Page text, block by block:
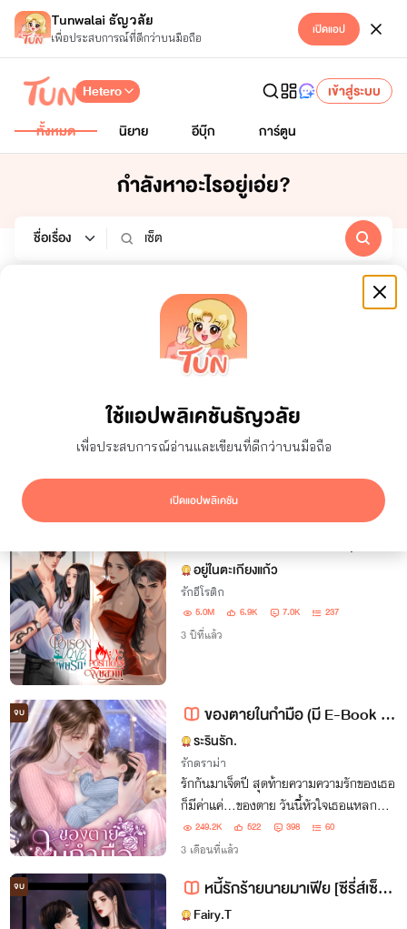
Tunwalai ธัญวลัย
เพื่อประสบการณ์ที่ดีกว่าบนมือถือ เปิดแอป
ใช้แอปพลิเคชันธัญวลัย
เพื่อประสบการณ์อ่านและเขียนที่ดีกว่าบนมือถือ
เปิดแอปพลิเคชัน
Hetero
เข้าสู่ระบบ
ทั้งหมด
นิยาย อีบุ๊ก การ์ตูน
กำลังหาอะไรอยู่เอ่ย?
อีบุ๊ก
สถานะจบ
ทั้งหมด
7 วัน
ผลลัพธ์
ซ่อนผลงานที่ใช้ปก AI แสดงเฉพาะโปรโมชัน
อยู่ในตะเกียงแก้ว
รักอีโรติก
5.0M 6.9K 7.0K 237
3 ปีที่แล้ว
จบ ของตายในกำมือ (มี E-Book พร้อมโหลด+เปิดจองเล่ม) + เปิดจองเล่มทั้งเซ็ต
ระรินรัก.
รักดราม่า
รักกันมาเจ็ดปี สุดท้ายความความรักของเธอ
ก็มีค่าแค่...ของตาย วันนี้หัวใจเธอแหลก
สลาย แต่เธอเก็บมันมาประกอบใหม่และเดิน
จากไปโดยไม่หันหลัง และแล้วเขาก็กลับมา
แต่...เธอไม่ต้องการเขาอีกต่อไป
249.2K 522 398 60
3 เดือนที่แล้ว
จบ หนี้รักร้ายนายมาเฟีย [ซีรี่ส์เซ็ตที่1 เรื่องที่ 4]
Fairy.T